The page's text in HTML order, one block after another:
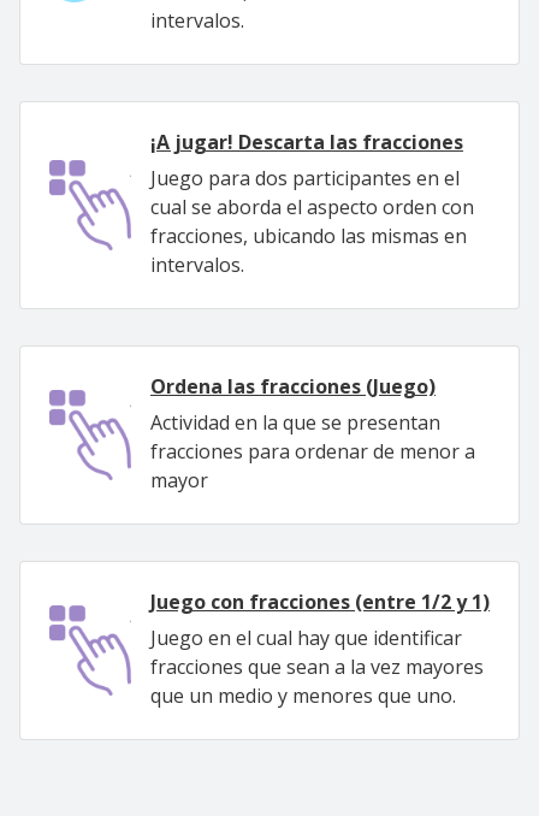
intervalos.
¡A jugar! Descarta las fracciones
Juego para dos participantes en el
cual se aborda el aspecto orden con
fracciones, ubicando las mismas en
intervalos.
Ordena las fracciones (Juego)
Actividad en la que se presentan
fracciones para ordenar de menor a
mayor
Juego con fracciones (entre 1/2 y 1)
Juego en el cual hay que identificar
fracciones que sean a la vez mayores
que un medio y menores que uno.